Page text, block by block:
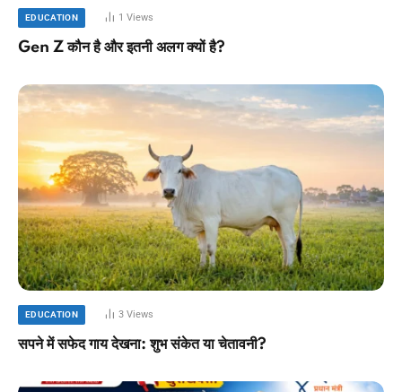
EDUCATION 1Views
Gen Z कौन है और इतनी अलग क्यों है?
EDUCATION 3Views
सपने में सफेद गाय देखना: शुभ संकेत या चेतावनी?